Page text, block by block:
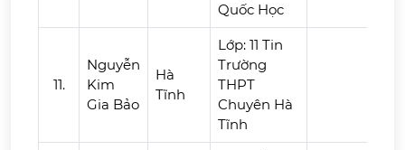
Quốc Học
11.
Nguyễn
Kim
Gia Bảo
Hà
Tĩnh
Lớp: 11 Tin
Trường
THPT
Chuyên Hà
Tĩnh